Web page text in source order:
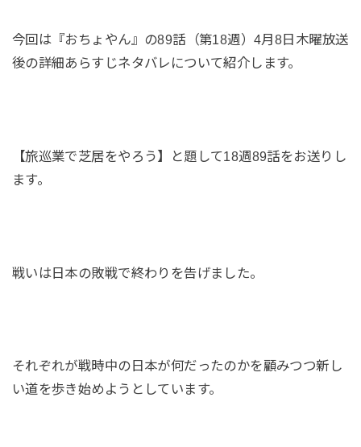
今回は『おちょやん』の89話（第18週）4月8日木曜放送
後の詳細あらすじネタバレについて紹介します。
【旅巡業で芝居をやろう】と題して18週89話をお送りし
ます。
戦いは日本の敗戦で終わりを告げました。
それぞれが戦時中の日本が何だったのかを顧みつつ新し
い道を歩き始めようとしています。